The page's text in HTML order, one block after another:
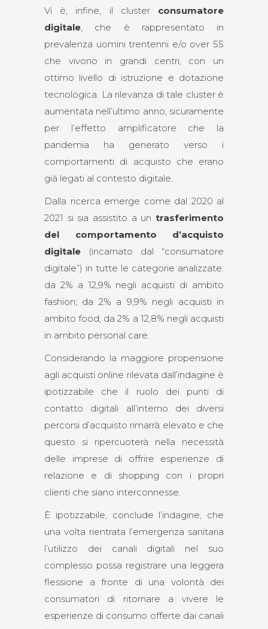
Vi è, infine, il cluster consumatore
digitale, che è rappresentato in
prevalenza uomini trentenni e/o over 55
che vivono in grandi centri, con un
ottimo livello di istruzione e dotazione
tecnologica. La rilevanza di tale cluster è
aumentata nell’ultimo anno, sicuramente
per l’effetto amplificatore che la
pandemia ha generato verso i
comportamenti di acquisto che erano
già legati al contesto digitale.
Dalla ricerca emerge come dal 2020 al
2021 si sia assistito a un trasferimento
del comportamento d’acquisto
digitale (incarnato dal “consumatore
digitale”) in tutte le categorie analizzate:
da 2% a 12,9% negli acquisti di ambito
fashion; da 2% a 9,9% negli acquisti in
ambito food; da 2% a 12,8% negli acquisti
in ambito personal care.
Considerando la maggiore propensione
agli acquisti online rilevata dall’indagine è
ipotizzabile che il ruolo dei punti di
contatto digitali all’interno dei diversi
percorsi d’acquisto rimarrà elevato e che
questo si ripercuoterà nella necessità
delle imprese di offrire esperienze di
relazione e di shopping con i propri
clienti che siano interconnesse.
È ipotizzabile, conclude l’indagine, che
una volta rientrata l’emergenza sanitaria
l’utilizzo dei canali digitali nel suo
complesso possa registrare una leggera
flessione a fronte di una volontà dei
consumatori di ritornare a vivere le
esperienze di consumo offerte dai canali